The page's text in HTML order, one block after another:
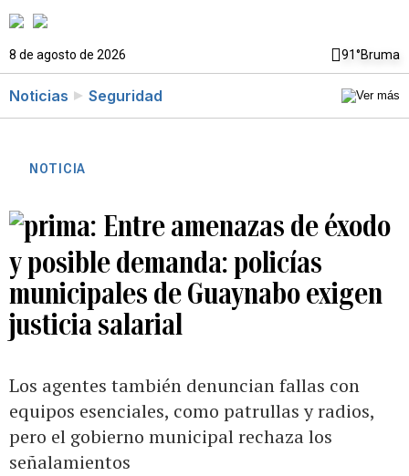
8 de agosto de 2026 91°Bruma
Noticias Seguridad
NOTICIA
Entre amenazas de éxodo
y posible demanda: policías
municipales de Guaynabo exigen
justicia salarial
Los agentes también denuncian fallas con
equipos esenciales, como patrullas y radios,
pero el gobierno municipal rechaza los
señalamientos